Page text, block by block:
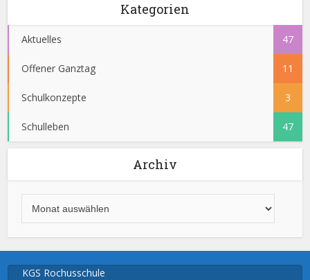
Kategorien
Aktuelles 47
Offener Ganztag 11
Schulkonzepte 3
Schulleben 47
Archiv
KGS Rochusschule